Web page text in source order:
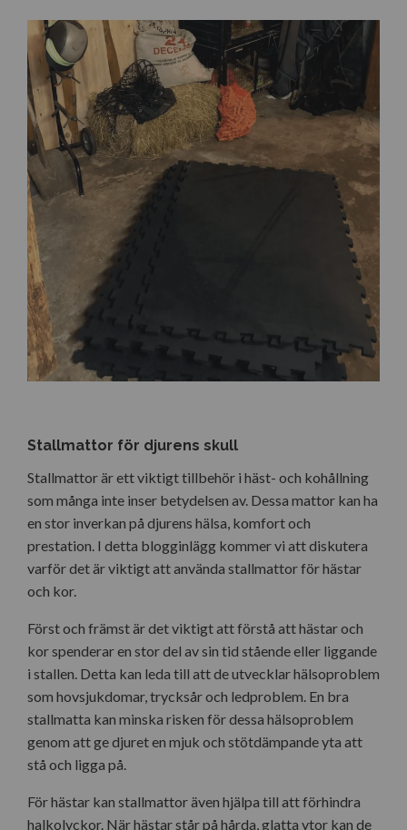
Stallmattor för djurens skull
Stallmattor är ett viktigt tillbehör i häst- och kohållning
som många inte inser betydelsen av. Dessa mattor kan ha
en stor inverkan på djurens hälsa, komfort och
prestation. I detta blogginlägg kommer vi att diskutera
varför det är viktigt att använda stallmattor för hästar
och kor.
Först och främst är det viktigt att förstå att hästar och
kor spenderar en stor del av sin tid stående eller liggande
i stallen. Detta kan leda till att de utvecklar hälsoproblem
som hovsjukdomar, trycksår och ledproblem. En bra
stallmatta kan minska risken för dessa hälsoproblem
genom att ge djuret en mjuk och stötdämpande yta att
stå och ligga på.
För hästar kan stallmattor även hjälpa till att förhindra
halkolyckor. När hästar står på hårda, glatta ytor kan de